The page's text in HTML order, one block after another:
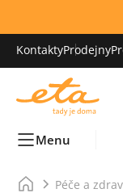
KontaktyProdejny
Menu
Péče a